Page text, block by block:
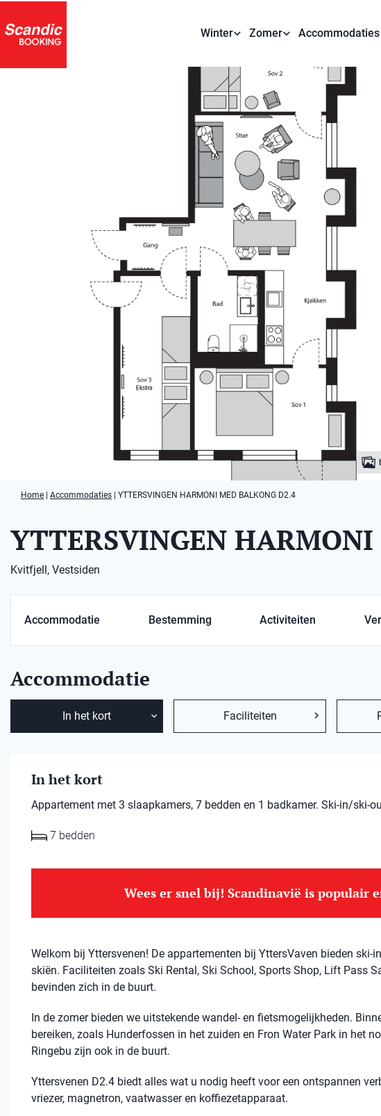
Winter Zomer Accommodaties
Home Accommodaties YTTERSVINGEN HARMONI MED BALKONG D2.4
YTTERSVINGEN
Kvitfjell, Vestsiden
Accommodatie Bestemming Activiteiten
Accommodatie
In het kort Faciliteiten
In het kort
Appartement met 3 slaapkamers, 7 bedden en 1 badkamer. Ski-in/ski-
7 bedden
Wees er snel bij! Scandinavië is populair
Welkom bij Yttersvenen! De appartementen bij YttersVaven bieden
skiën. Faciliteiten zoals Ski Rental, Ski School, Sports Shop, Lift Pass
bevinden zich in de buurt.
In de zomer bieden we uitstekende wandel- en fietsmogelijkheden.
bereiken, zoals Hunderfossen in het zuiden en Fron Water Park in het
Ringebu zijn ook in de buurt.
Yttersvenen D2.4 biedt alles wat u nodig heeft voor een ontspannen
vriezer, magnetron, vaatwasser en koffiezetapparaat.